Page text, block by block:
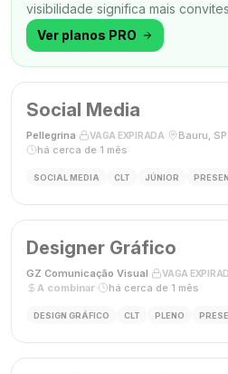
visibilidade significa mais
todo momento.
Ver planos PRO
Social Media
Pellegrina VAGA EXPIRADA Bauru, SP
há cerca de 1 mês
SOCIAL MEDIA CLT JÚNIOR
Designer Gráfico
GZ Comunicação Visual VAGA
A combinar
há cerca de 1 mês
DESIGN GRÁFICO CLT PLENO